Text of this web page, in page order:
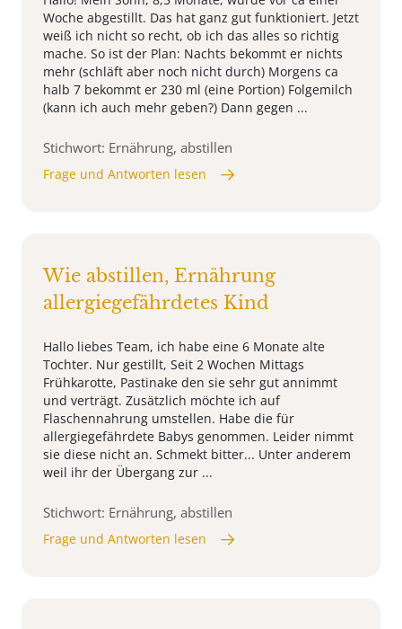
Woche abgestillt. Das hat ganz gut funktioniert. Jetzt
weiß ich nicht so recht, ob ich das alles so richtig
mache. So ist der Plan: Nachts bekommt er nichts
mehr (schläft aber noch nicht durch) Morgens ca
halb 7 bekommt er 230 ml (eine Portion) Folgemilch
(kann ich auch mehr geben?) Dann gegen ...
Stichwort: Ernährung, abstillen
Frage und Antworten lesen
Wie abstillen, Ernährung
allergiegefährdetes Kind
Hallo liebes Team, ich habe eine 6 Monate alte
Tochter. Nur gestillt, Seit 2 Wochen Mittags
Frühkarotte, Pastinake den sie sehr gut annimmt
und verträgt. Zusätzlich möchte ich auf
Flaschennahrung umstellen. Habe die für
allergiegefährdete Babys genommen. Leider nimmt
sie diese nicht an. Schmekt bitter... Unter anderem
weil ihr der Übergang zur ...
Stichwort: Ernährung, abstillen
Frage und Antworten lesen